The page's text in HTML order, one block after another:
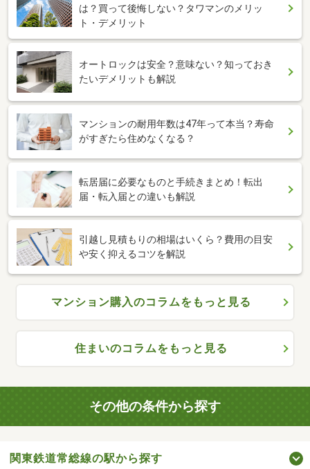
は？買って後悔しない？タワマンのメリッ
ト・デメリット
オートロックは安全？意味ない？知っておき
たいデメリットも解説
マンションの耐用年数は47年って本当？寿命
がすぎたら住めなくなる？
転居届に必要なものと手続きまとめ！転出
届・転入届との違いも解説
引越し見積もりの相場はいくら？費用の目安
や安く抑えるコツを解説
マンション購入のコラムをもっと見る
住まいのコラムをもっと見る
その他の条件から探す
関東鉄道常総線の駅から探す